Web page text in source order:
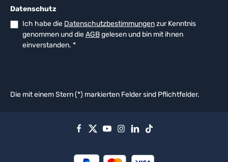
Datenschutz
Ich habe die Datenschutzbestimmungenzur Kenntnis
genommen und dieAGBgelesen und bin mit ihnen
einverstanden. *
Die mit einem Stern (*) markierten Felder sind Pflichtfelder.